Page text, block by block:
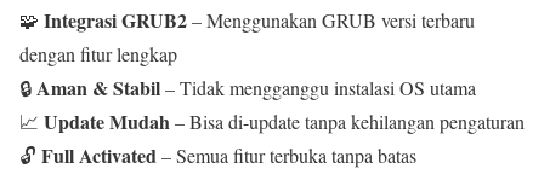
🧩 Integrasi GRUB2– Menggunakan GRUB versi terbaru
dengan fitur lengkap
🔒Aman & Stabil– Tidak mengganggu instalasi OS utama
📈 Update Mudah– Bisa di-update tanpa kehilangan pengaturan
🔓 Full Activated– Semua fitur terbuka tanpa batas